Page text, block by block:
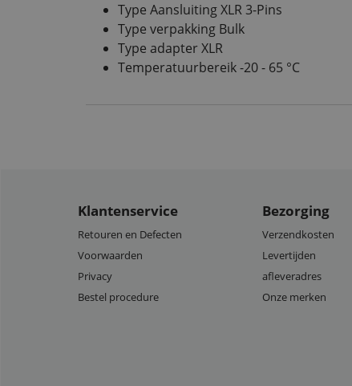
Type Aansluiting XLR 3-Pins
Type verpakking Bulk
Type adapter XLR
Temperatuurbereik -20 - 65 °C
Klantenservice
Retouren en Defecten
Voorwaarden
Privacy
Bestel procedure
Bezorging
Verzendkosten
Levertijden
afleveradres
Onze merken